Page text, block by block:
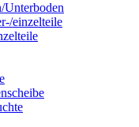
Unterboden
einzelteile